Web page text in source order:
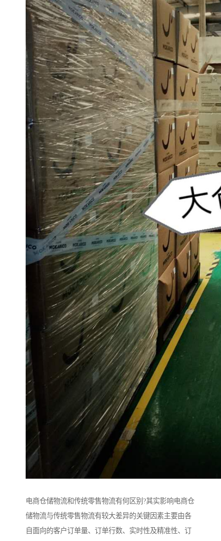
电商仓储物流和传统零售物流有何区别?其实影响电商仓
储物流与传统零售物流有较大差异的关键因素主要由各
自面向的客户订单量、订单行数、实时性及精准性、订